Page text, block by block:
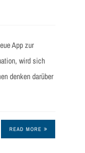
App zur
wird sich
denken darüber
READ MORE